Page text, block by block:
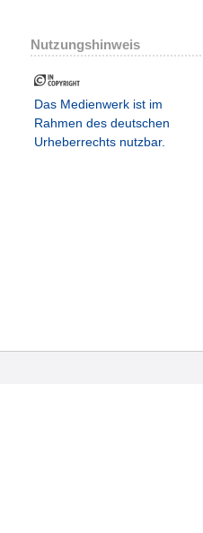
Nutzungshinweis
Das Medienwerk ist im
Rahmen des deutschen
Urheberrechts nutzbar.